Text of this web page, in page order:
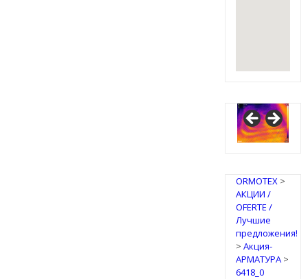
ORMOTEX>
АКЦИИ /
OFERTE /
Лучшие
предложения!
> Акция-
АРМАТУРА>
6418_0